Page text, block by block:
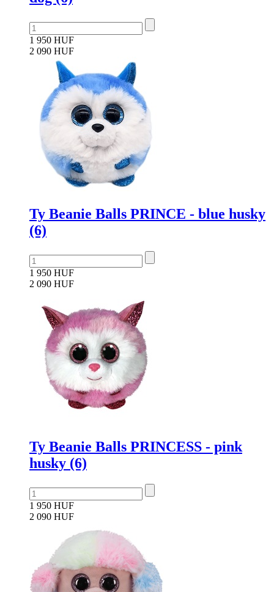
1 950 HUF
2 090 HUF
Ty Beanie Balls PRINCE - blue husky
(6)
1 950 HUF
2 090 HUF
Ty Beanie Balls PRINCESS - pink
husky (6)
1 950 HUF
2 090 HUF